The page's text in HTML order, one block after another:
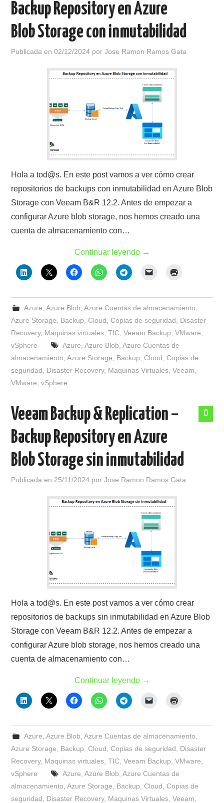
Backup Repository en Azure
Blob Storage con inmutabilidad
Publicada en02/12/2024 porJose Ramon Ramos Gata
Hola a tod@s. En este post vamos a ver cómo crear
repositorios de backups con inmutabilidad en Azure Blob
Storage con Veeam B&R 12.2. Antes de empezar a
configurar Azure blob storage, nos hemos creado una
cuenta de almacenamiento con…
Continuar leyendo →
Azure Azure Blob Azure Cuentas de almacenamiento
Azure Storage
Backup ,Cloud ,Copias de seguridad
Disaster
Recovery, Maquinas virtuales ,TIC ,Veeam Backup ,VMware
vSphere
Azure Azure Blob Azure Cuentas de
almacenamiento ,Azure Storage Backup ,Cloud ,Copias de
seguridad
Disaster Recovery, Maquinas Virtuales ,Veeam
VMware ,vSphere
0
Veeam Backup & Replication –
Backup Repository en Azure
Blob Storage sin inmutabilidad
Publicada en 25/11/2024 porJose Ramon Ramos Gata
Hola a tod@s. En este post vamos a ver cómo crear
repositorios de backups sin inmutabilidad en Azure Blob
Storage con Veeam B&R 12.2. Antes de empezar a
configurar Azure blob storage, nos hemos creado una
cuenta de almacenamiento con…
Continuar leyendo →
Azure Azure Blob Azure Cuentas de almacenamiento
Azure Storage
Backup ,Cloud ,Copias de seguridad
Disaster
Recovery, Maquinas virtuales ,TIC ,Veeam Backup ,VMware
vSphere
Azure Azure Blob Azure Cuentas de
almacenamiento ,Azure Storage Backup ,Cloud ,Copias de
seguridad
Disaster Recovery, Maquinas Virtuales ,Veeam